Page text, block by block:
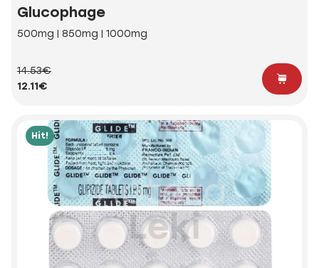
Glucophage
500mg | 850mg | 1000mg
14.53€
12.11€
Hit!